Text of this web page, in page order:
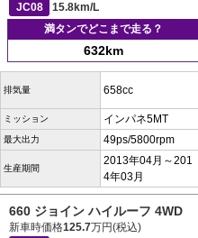
JC08
15.8km/L
満タンでどこまで走る？
632km
排気量 658cc
ミッション インパネ5MT
最大出力 49ps/5800rpm
生産期間
2013年04月～201
4年03月
660 ジョイン ハイルーフ 4WD
新車時価格125.7万円(税込)